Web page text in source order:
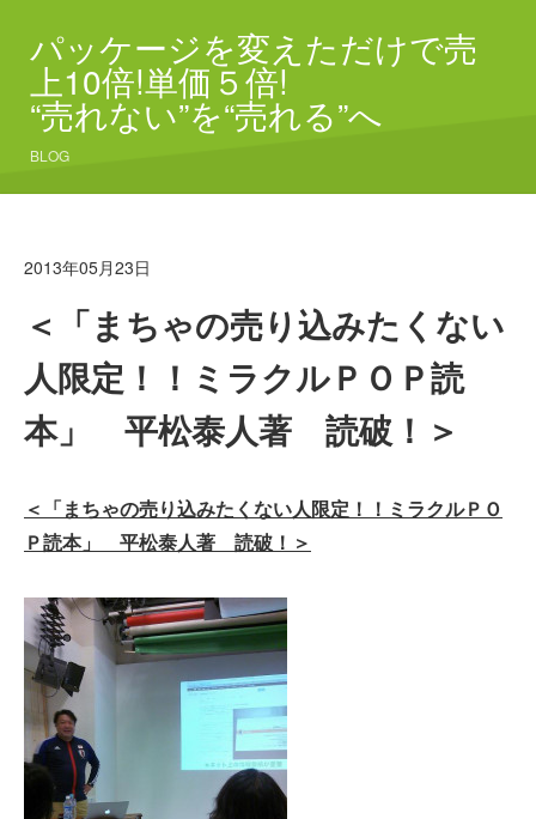
パッケージを変えただけで売
上10倍!単価５倍!
“売れない”を“売れる”へ
BLOG
2013年05月23日
＜「まちゃの売り込みたくない
人限定！！ミラクルＰＯＰ読
本」 平松泰人著 読破！＞
＜「まちゃの売り込みたくない人限定！！ミラクルＰＯ
Ｐ読本」 平松泰人著 読破！＞